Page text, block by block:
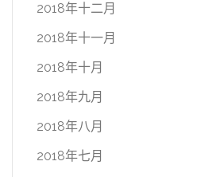
2018年十二月
2018年十一月
2018年十月
2018年九月
2018年八月
2018年七月